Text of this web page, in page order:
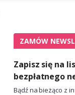
ZAMÓW
Zapisz się na
bezpłatnego
Bądź na bieżąco z